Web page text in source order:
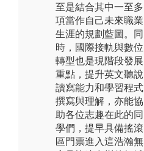
至是結合其中一至多
項當作自己未來職業
生涯的規劃藍圖。同
時，國際接軌與數位
轉型也是現階段發展
重點，提升英文聽說
讀寫能力和學習程式
撰寫與理解，亦能協
助各位志趣在此的同
學們，提早具備搖滾
區門票進入這浩瀚無